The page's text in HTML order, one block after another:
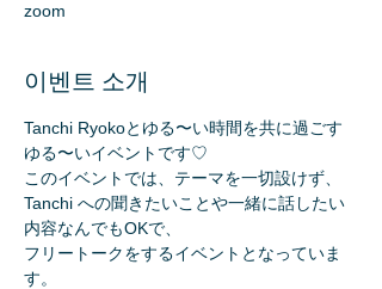
zoom
이벤트 소개
Tanchi Ryokoとゆる〜い時間を共に過ごす
ゆる〜いイベントです♡
このイベントでは、テーマを一切設けず、
Tanchi への聞きたいことや一緒に話したい
内容なんでもOKで、
フリートークをするイベントとなっていま
す。